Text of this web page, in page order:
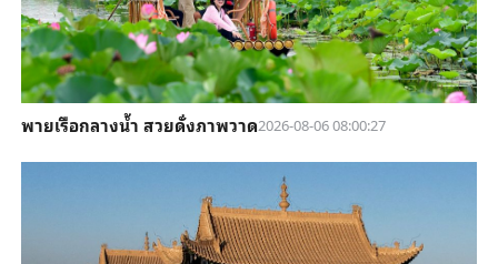
พายเรือกลางน้ำ สวยดั่งภาพวาด2026-08-06 08:00:27